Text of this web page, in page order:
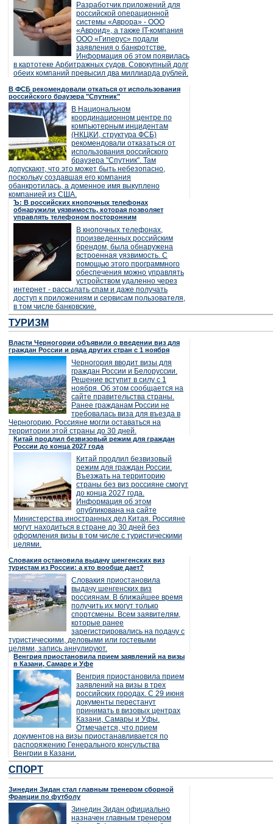
Разработчик приложений для
российской операционной
системы «Аврора» - ООО
«Авроид», а также IT-компания
ООО «Гиперус» подали
заявления о банкротстве.
Информация об этом появилась
в картотеке Арбитражных судов. Совокупный долг
обеих компаний превысил два миллиарда рублей.
В ФСБ рекомендовали откаться от использования
российского браузера "Спутник"
В Национальном
координационном центре по
компьютерным инцидентам
(НКЦКИ, структура ФСБ)
рекомендовали отказаться от
использования российского
браузера "Спутник". Там
допускают, что это может быть небезопасно,
поскольку создавшая его компания
обанкротилась, а доменное имя выкуплено
компанией из США.
Ъ: В российских кнопочных телефонах
обнаружили уязвимость, которая позволяет
управлять телефоном посторонним
В кнопочных телефонах,
произведенных российским
брендом, была обнаружена
встроенная уязвимость. С
помощью этого программного
обеспечения можно управлять
устройством удаленно через
интернет - рассылать спам и даже получать
доступ к приложениям и сервисам пользователя,
в том числе банковские.
ТУРИЗМ
Власти Черногории объявили о введении виз для
граждан России и ряда других стран с 1 ноября
Черногория вводит визы для
граждан России и Белоруссии.
Решение вступит в силу с 1
ноября. Об этом сообщается на
сайте правительства страны.
Ранее гражданам России не
требовалась виза для въезда в
Черногорию. Россияне могли оставаться на
территории этой страны до 30 дней.
Китай продлил безвизовый режим для граждан
России до конца 2027 года
Китай продлил безвизовый
режим для граждан России.
Въезжать на территорию
страны без виз россияне смогут
до конца 2027 года.
Информация об этом
опубликована на сайте
Министерства иностранных дел Китая. Россияне
могут находиться в стране до 30 дней без
оформления визы в том числе с туристическими
целями.
Словакия остановила выдачу шенгенских виз
туристам из России: а кто вообще дает?
Словакия приостановила
выдачу шенгенских виз
россиянам. В ближайшее время
получить их могут только
спортсмены. Всем заявителям,
которые ранее
зарегистрировались на подачу с
туристическими, деловыми или гостевыми
целями, запись аннулируют.
Венгрия приостановила прием заявлений на визы
в Казани, Самаре и Уфе
Венгрия приостановила прием
заявлений на визы в трех
российских городах. С 29 июня
документы перестанут
принимать в визовых центрах
Казани, Самары и Уфы.
Отмечается, что прием
документов на визы приостанавливается по
распоряжению Генерального консульства
Венгрии в Казани.
СПОРТ
Зинедин Зидан стал главным тренером сборной
Франции по футболу
Зинедин Зидан официально
назначен главным тренером